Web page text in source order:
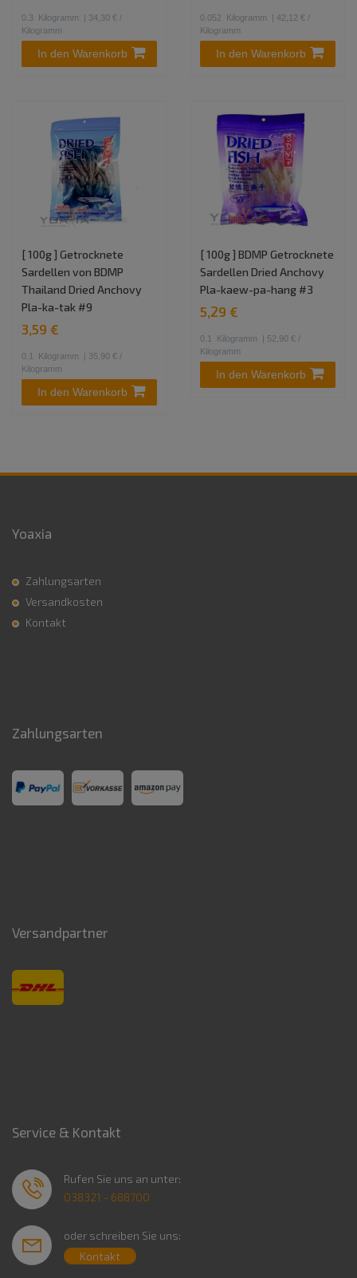
0.3 Kilogramm
| 34,30 € /
Kilogramm
In den Warenkorb
0.052 Kilogramm
| 42,12 € /
Kilogramm
In den Warenkorb
[ 100g ] Getrocknete
Sardellen von BDMP
Thailand Dried Anchovy
Pla-ka-tak #9
3,59 €
0.1 Kilogramm
| 35,90 € /
Kilogramm
In den Warenkorb
[ 100g ] BDMP Getrocknete
Sardellen Dried Anchovy
Pla-kaew-pa-hang #3
5,29 €
0.1 Kilogramm
| 52,90 € /
Kilogramm
In den Warenkorb
Yoaxia
Zahlungsarten
Versandkosten
Kontakt
Zahlungsarten
Versandpartner
Service & Kontakt
Rufen Sie uns an unter:
038321 - 688700
oder schreiben Sie uns:
Kontakt